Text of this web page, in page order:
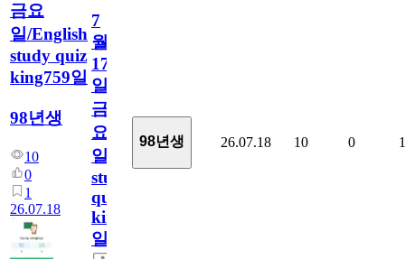
금요
일/English
study quiz
king759일
98년생
10
0
1
26.07.18
7
월
17
일
금
요
일/English
study
quiz
king759
일
98년생 26.07.18 10 0 1